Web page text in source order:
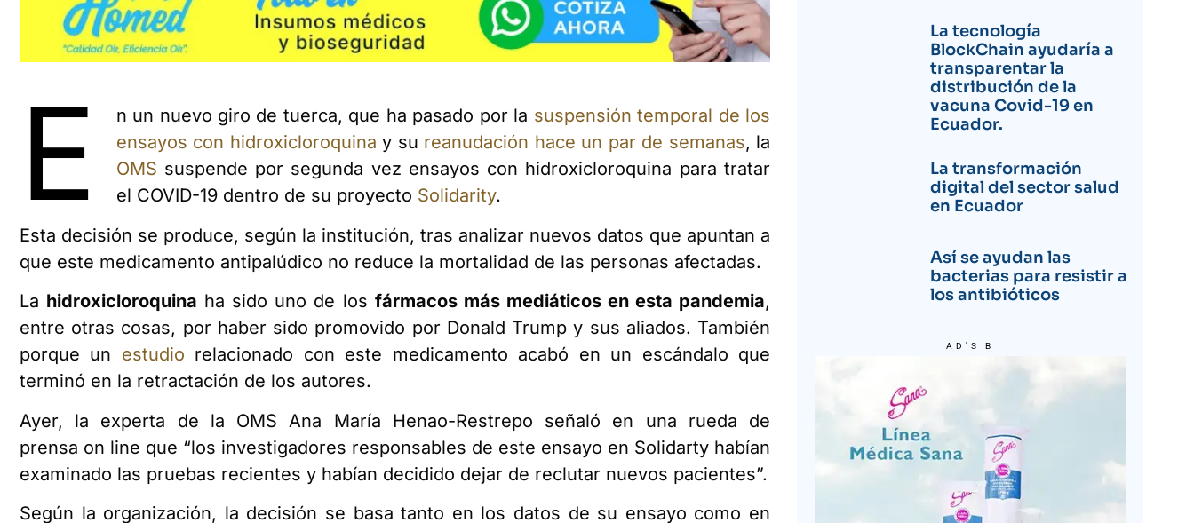
E n un nuevo giro de tuerca, que ha pasado por la suspensión temporal de los
ensayos con hidroxicloroquina y su reanudación hace un par de semanas, la
OMS suspende por segunda vez ensayos con hidroxicloroquina para tratar
el COVID-19 dentro de su proyecto Solidarity.
Esta decisión se produce, según la institución, tras analizar nuevos datos que apuntan a
que este medicamento antipalúdico no reduce la mortalidad de las personas afectadas.
La hidroxicloroquina ha sido uno de los fármacos más mediáticos en esta pandemia,
entre otras cosas, por haber sido promovido por Donald Trump y sus aliados. También
porque un estudio relacionado con este medicamento acabó en un escándalo que
terminó en la retractación de los autores.
Ayer, la experta de la OMS Ana María Henao-Restrepo señaló en una rueda de
prensa on line que “los investigadores responsables de este ensayo en Solidarty habían
examinado las pruebas recientes y habían decidido dejar de reclutar nuevos pacientes”.
Según la organización, la decisión se basa tanto en los datos de su ensayo como en
La tecnología
BlockChain ayudaría a
transparentar la
distribución de la
vacuna Covid-19 en
Ecuador.
La transformación
digital del sector salud
en Ecuador
Así se ayudan las
bacterias para resistir a
los antibióticos
AD'S B